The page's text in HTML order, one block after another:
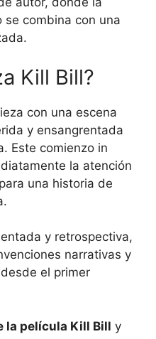
se combina con una
Kill Bill?
con una escena
y ensangrentada
Este comienzo in
la atención
una historia de
y retrospectiva,
narrativas y
el primer
la película Kill Bill y